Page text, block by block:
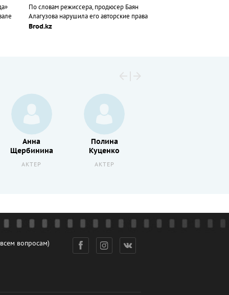
По словам режиссера, продюсер Баян
Алагузова нарушила его авторские права
Brod.kz
Анна
Щербинина
АКТЕР
Полина
Куценко
АКТЕР
вопросам)